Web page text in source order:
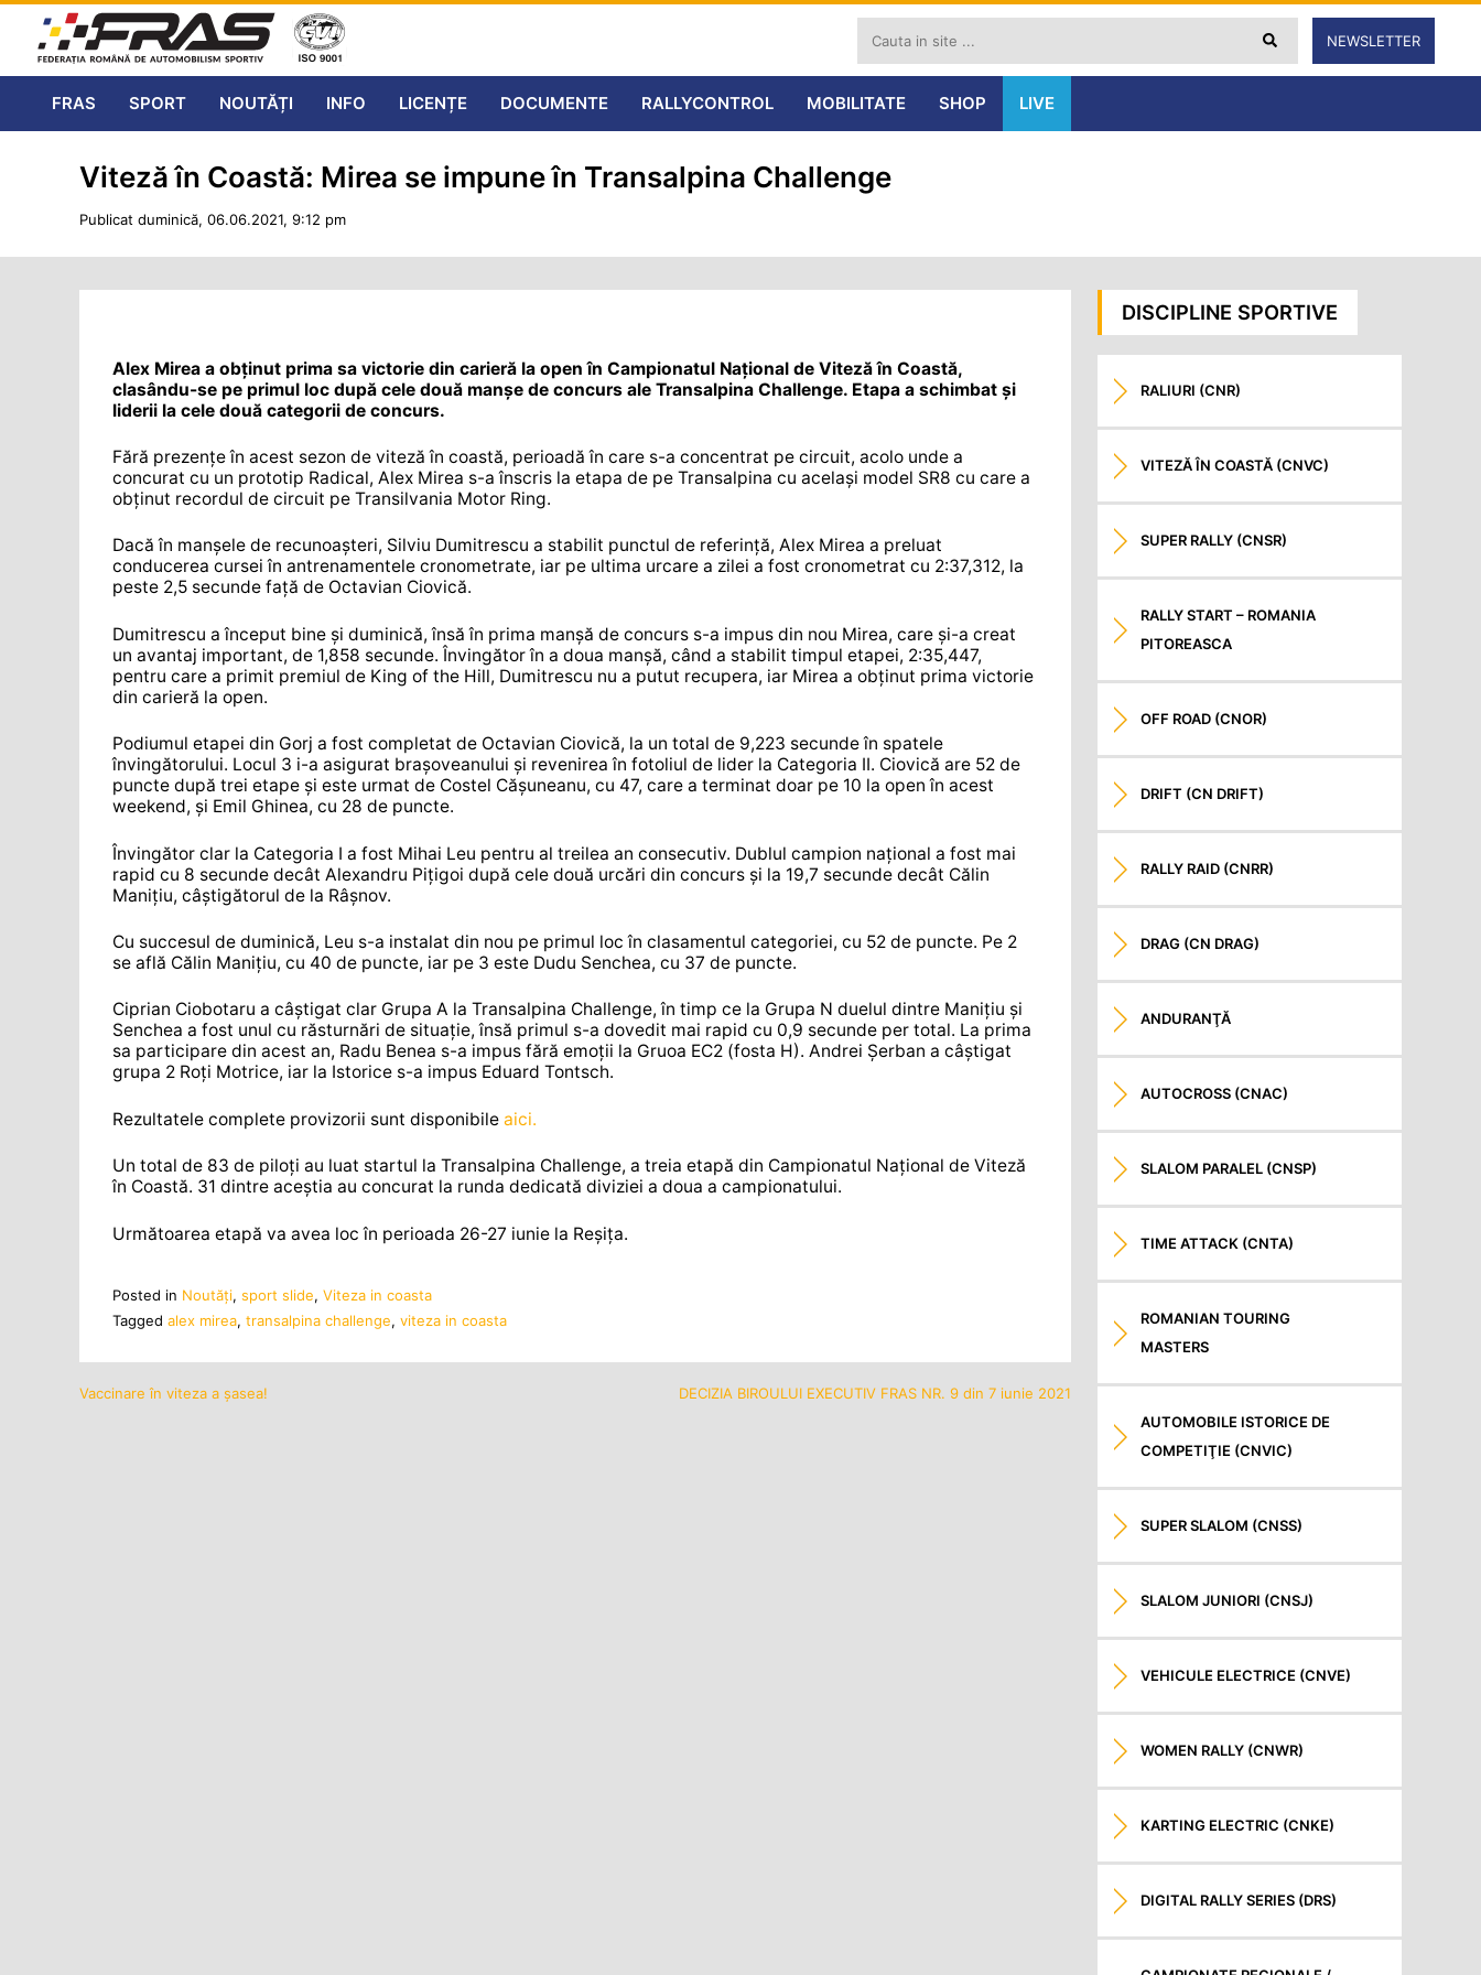
NEWSLETTER
FRAS SPORT NOUTĂȚI INFO LICENȚE DOCUMENTE RALLYCONTROL MOBILITATE SHOP LIVE
Viteză în Coastă: Mirea se impune în Transalpina Challenge
Publicat duminică, 06.06.2021, 9:12 pm
Alex Mirea a obținut prima sa victorie din carieră la open în Campionatul Național de Viteză în Coastă,
clasându-se pe primul loc după cele două manșe de concurs ale Transalpina Challenge. Etapa a schimbat și
liderii la cele două categorii de concurs.
Fără prezențe în acest sezon de viteză în coastă, perioadă în care s-a concentrat pe circuit, acolo unde a
concurat cu un prototip Radical, Alex Mirea s-a înscris la etapa de pe Transalpina cu același model SR8 cu care a
obținut recordul de circuit pe Transilvania Motor Ring.
Dacă în manșele de recunoașteri, Silviu Dumitrescu a stabilit punctul de referință, Alex Mirea a preluat
conducerea cursei în antrenamentele cronometrate, iar pe ultima urcare a zilei a fost cronometrat cu 2:37,312, la
peste 2,5 secunde față de Octavian Ciovică.
Dumitrescu a început bine și duminică, însă în prima manșă de concurs s-a impus din nou Mirea, care și-a creat
un avantaj important, de 1,858 secunde. Învingător în a doua manșă, când a stabilit timpul etapei, 2:35,447,
pentru care a primit premiul de King of the Hill, Dumitrescu nu a putut recupera, iar Mirea a obținut prima victorie
din carieră la open.
Podiumul etapei din Gorj a fost completat de Octavian Ciovică, la un total de 9,223 secunde în spatele
învingătorului. Locul 3 i-a asigurat brașoveanului și revenirea în fotoliul de lider la Categoria II. Ciovică are 52 de
puncte după trei etape și este urmat de Costel Cășuneanu, cu 47, care a terminat doar pe 10 la open în acest
weekend, și Emil Ghinea, cu 28 de puncte.
Învingător clar la Categoria I a fost Mihai Leu pentru al treilea an consecutiv. Dublul campion național a fost mai
rapid cu 8 secunde decât Alexandru Pițigoi după cele două urcări din concurs și la 19,7 secunde decât Călin
Manițiu, câștigătorul de la Râșnov.
Cu succesul de duminică, Leu s-a instalat din nou pe primul loc în clasamentul categoriei, cu 52 de puncte. Pe 2
se află Călin Manițiu, cu 40 de puncte, iar pe 3 este Dudu Senchea, cu 37 de puncte.
Ciprian Ciobotaru a câștigat clar Grupa A la Transalpina Challenge, în timp ce la Grupa N duelul dintre Manițiu și
Senchea a fost unul cu răsturnări de situație, însă primul s-a dovedit mai rapid cu 0,9 secunde per total. La prima
sa participare din acest an, Radu Benea s-a impus fără emoții la Gruoa EC2 (fosta H). Andrei Șerban a câștigat
grupa 2 Roți Motrice, iar la Istorice s-a impus Eduard Tontsch.
Rezultatele complete provizorii sunt disponibile aici.
Un total de 83 de piloți au luat startul la Transalpina Challenge, a treia etapă din Campionatul Național de Viteză
în Coastă. 31 dintre aceștia au concurat la runda dedicată diviziei a doua a campionatului.
Următoarea etapă va avea loc în perioada 26-27 iunie la Reșița.
Posted in Noutăţi, sport slide, Viteza in coasta
Tagged alex mirea, transalpina challenge, viteza in coasta
Navigare
Vaccinare în viteza a șasea! DECIZIA BIROULUI EXECUTIV FRAS NR. 9 din 7 iunie 2021
DISCIPLINE SPORTIVE
RALIURI (CNR)
VITEZĂ ÎN COASTĂ (CNVC)
SUPER RALLY (CNSR)
RALLY START – ROMANIA
PITOREASCA
OFF ROAD (CNOR)
DRIFT (CN DRIFT)
RALLY RAID (CNRR)
DRAG (CN DRAG)
ANDURANŢĂ
AUTOCROSS (CNAC)
SLALOM PARALEL (CNSP)
TIME ATTACK (CNTA)
ROMANIAN TOURING
MASTERS
AUTOMOBILE ISTORICE DE
COMPETIŢIE (CNVIC)
SUPER SLALOM (CNSS)
SLALOM JUNIORI (CNSJ)
VEHICULE ELECTRICE (CNVE)
WOMEN RALLY (CNWR)
KARTING ELECTRIC (CNKE)
DIGITAL RALLY SERIES (DRS)